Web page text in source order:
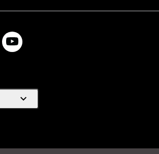
expand_more